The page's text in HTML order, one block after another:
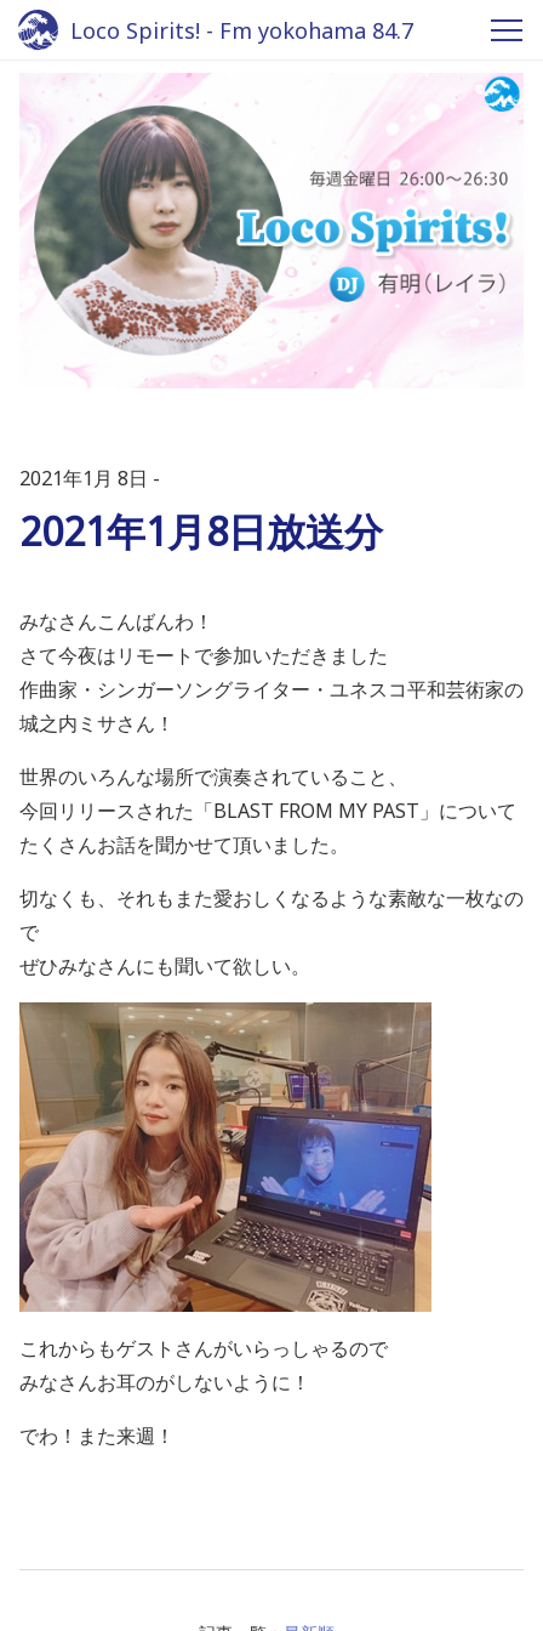
Loco Spirits! - Fm yokohama 84.7
2021年1月 8日
2021年1月8日放送分
みなさんこんばんわ！
さて今夜はリモートで参加いただきました
作曲家・シンガーソングライター・ユネスコ平和芸術家の
城之内ミサさん！
世界のいろんな場所で演奏されていること、
今回リリースされた「BLAST FROM MY PAST」について
たくさんお話を聞かせて頂いました。
切なくも、それもまた愛おしくなるような素敵な一枚なの
で
ぜひみなさんにも聞いて欲しい。
これからもゲストさんがいらっしゃるので
みなさんお耳のがしないように！
でわ！また来週！